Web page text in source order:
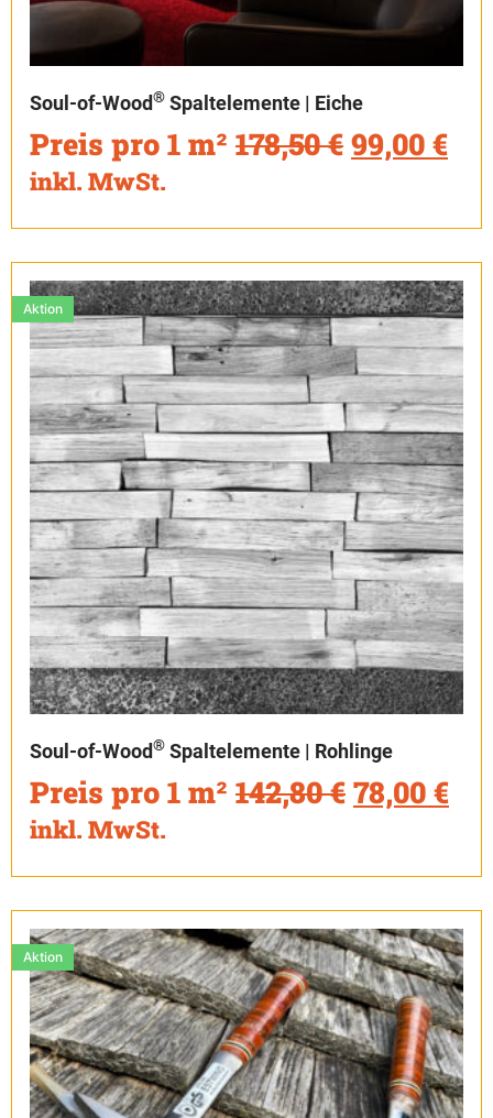
Soul-of-Wood® Spaltelemente | Eiche
Preis pro 1 m² 178,50€ 99,00 €
inkl. MwSt.
Aktion
Soul-of-Wood® Spaltelemente | Rohlinge
Preis pro 1 m² 142,80€ 78,00 €
inkl. MwSt.
Aktion